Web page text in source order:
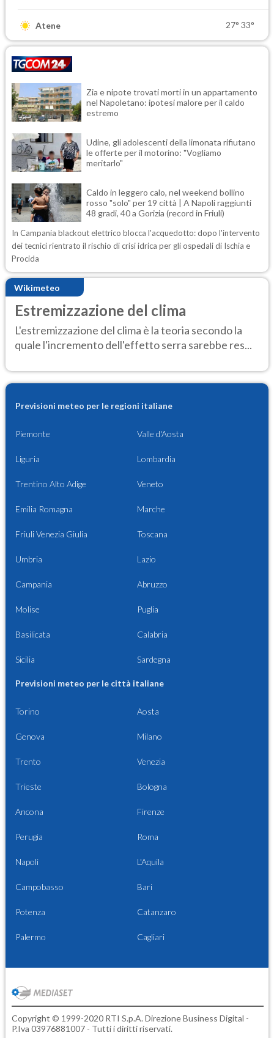
Atene 27° 33°
Zia e nipote trovati morti in un appartamento
nel Napoletano: ipotesi malore per il caldo
estremo
Udine, gli adolescenti della limonata rifiutano
le offerte per il motorino: "Vogliamo
meritarlo"
Caldo in leggero calo, nel weekend bollino
rosso "solo" per 19 città | A Napoli raggiunti
48 gradi, 40 a Gorizia (record in Friuli)
In Campania blackout elettrico blocca l'acquedotto: dopo l'intervento
dei tecnici rientrato il rischio di crisi idrica per gli ospedali di Ischia e
Procida
Wikimeteo
Estremizzazione del clima
L'estremizzazione del clima è la teoria secondo la
quale l'incremento dell'effetto serra sarebbe res...
Previsioni meteo per le regioni italiane
Piemonte Valle d'Aosta
Liguria Lombardia
Trentino Alto Adige Veneto
Emilia Romagna Marche
Friuli Venezia Giulia Toscana
Umbria Lazio
Campania Abruzzo
Molise Puglia
Basilicata Calabria
Sicilia Sardegna
Previsioni meteo per le città italiane
Torino Aosta
Genova Milano
Trento Venezia
Trieste Bologna
Ancona Firenze
Perugia Roma
Napoli L'Aquila
Campobasso Bari
Potenza Catanzaro
Palermo Cagliari
Copyright © 1999-2020 RTI S.p.A. Direzione Business Digital -
P.Iva 03976881007 - Tutti i diritti riservati.